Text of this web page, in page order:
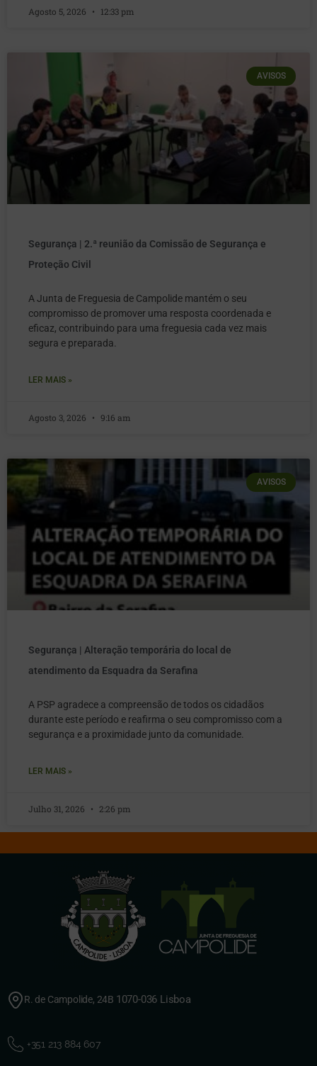
Agosto 5, 2026 12:33 pm
AVISOS
Segurança | 2.ª reunião da Comissão de Segurança e
Proteção Civil
A Junta de Freguesia de Campolide mantém o seu
compromisso de promover uma resposta coordenada e
eficaz, contribuindo para uma freguesia cada vez mais
segura e preparada.
LER MAIS »
Agosto 3, 2026 9:16 am
AVISOS
Segurança | Alteração temporária do local de
atendimento da Esquadra da Serafina
A PSP agradece a compreensão de todos os cidadãos
durante este período e reafirma o seu compromisso com a
segurança e a proximidade junto da comunidade.
LER MAIS »
Julho 31, 2026 2:26 pm
R. de Campolide, 24B 1070-036 Lisboa
+351 213 884 607